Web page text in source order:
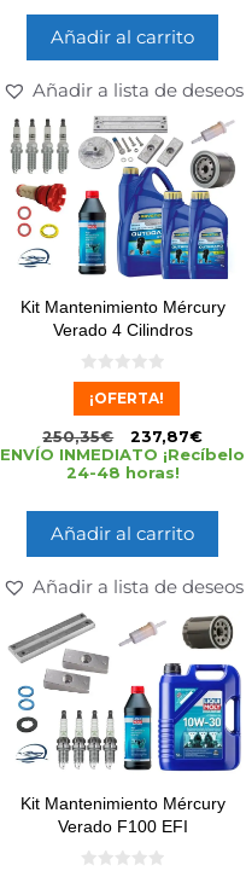
Añadir al carrito
Añadir a lista de deseos
Kit Mantenimiento Mércury
Verado 4 Cilindros
0
e
5
¡OFERTA!
250,35€ 237,87€
ENVÍO INMEDIATO ¡Recíbelo
24-48 horas!
Añadir al carrito
Añadir a lista de deseos
Kit Mantenimiento Mércury
Verado F100 EFI